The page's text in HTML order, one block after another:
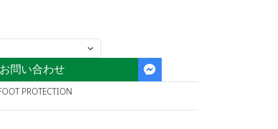
お問い合わせ
PROTECTION